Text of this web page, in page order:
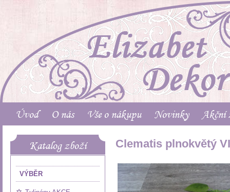
Úvod O nás Vše o nákupu Novinky Akční
Katalog zboží
VÝBĚR
Clematis plnokvětý